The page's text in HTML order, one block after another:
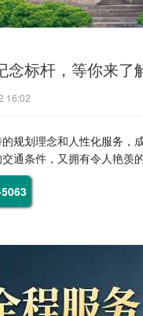
标杆，等你来了
16:02
的规划理念和人性化服务
通条件，又拥有令人艳羡的